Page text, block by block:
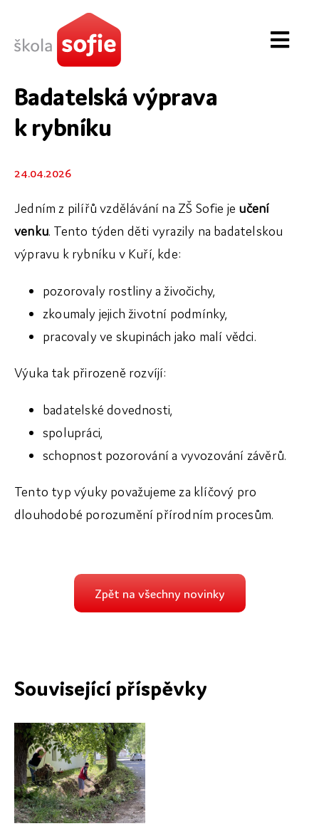
obsah
O škole
První stupeň
Zápis & školné
Dokumenty
Galerie
Badatelská výprava
k rybníku
24.04.2026
Jedním z pilířů vzdělávání na ZŠ Sofie je učení
venku. Tento týden děti vyrazily na badatelskou
výpravu k rybníku v Kuří, kde:
pozorovaly rostliny a živočichy,
zkoumaly jejich životní podmínky,
pracovaly ve skupinách jako malí vědci.
Výuka tak přirozeně rozvíjí:
badatelské dovednosti,
spolupráci,
schopnost pozorování a vyvozování závěrů.
Tento typ výuky považujeme za klíčový pro
dlouhodobé porozumění přírodním procesům.
Zpět na všechny novinky
Související příspěvky